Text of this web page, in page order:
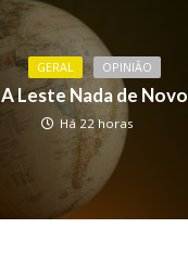
GERAL OPINIÃO
A Leste Nada de Novo
Há 22 horas